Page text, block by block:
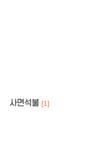
사면석불 [1]